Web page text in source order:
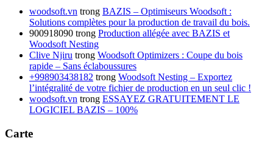
woodsoft.vn trong BAZIS – Optimiseurs Woodsoft :
Solutions complètes pour la production de travail du bois.
900918090 trong Production allégée avec BAZIS et
Woodsoft Nesting
Clive Njiru trong Woodsoft Optimizers : Coupe du bois
rapide – Sans éclaboussures
+998903438182 trong Woodsoft Nesting – Exportez
l’intégralité de votre fichier de production en un seul clic !
woodsoft.vn trong ESSAYEZ GRATUITEMENT LE
LOGICIEL BAZIS – 100%
Carte